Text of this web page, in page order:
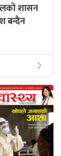
शासन
बन्दैन